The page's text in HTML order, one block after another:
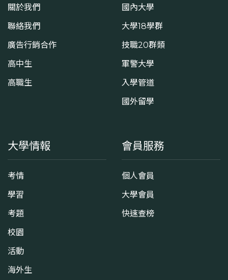
關於我們
聯絡我們
廣告行銷合作
高中生
高職生
國內大學
大學18學群
技職20群類
軍警大學
入學管道
國外留學
大學情報
考情
學習
考題
校園
活動
海外生
會員服務
個人會員
大學會員
快速查榜